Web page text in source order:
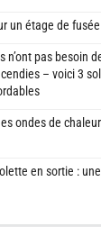
un étage de fusée
pas besoin
– voici 3
ondes de
en sortie :